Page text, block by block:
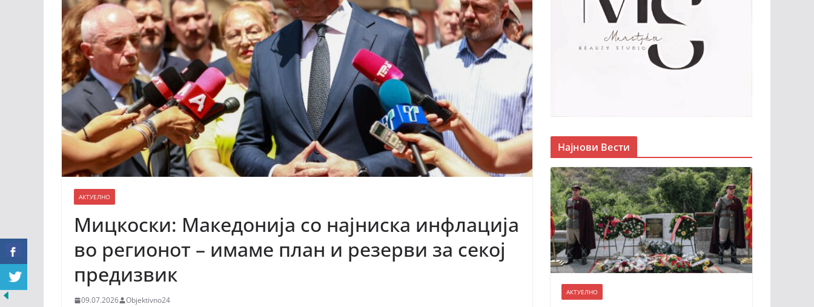
АКТУЕЛНО
Мицкоски: Македонија со најниска инфлација
во регионот – имаме план и резерви за секој
предизвик
09.07.2026 Objektivno24
Најнови Вести
АКТУЕЛНО